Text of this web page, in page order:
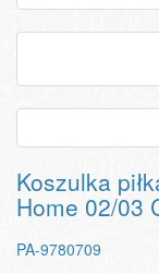
Koszulka
Home 02/03
PA-9780709